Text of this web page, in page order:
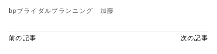
bpブライダルプランニング 加藤
前の記事 次の記事